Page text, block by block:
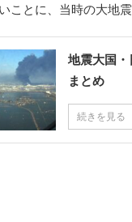
ことに、当時の大地
地震大国
まとめ
続きを見る